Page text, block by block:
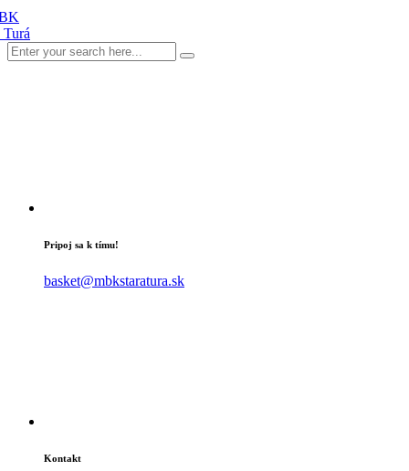
Pripoj sa k tímu!
basket@mbkstaratura.sk
Kontakt